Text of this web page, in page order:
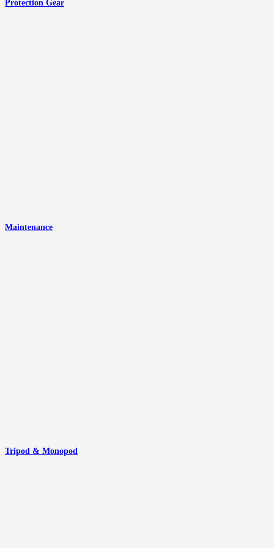
Protection Gear
Maintenance
Tripod & Monopod